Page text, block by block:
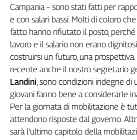
Campania – sono stati fatti per
e con salari bassi. Molti di coloro
fatto hanno rifiutato il posto,
lavoro e il salario non erano
costruirsi un futuro, una
recente anche il nostro segretario
Landini, sono condizioni indegne di
giovani fanno bene a considerarle
Per la giornata di mobilitazione è
attendono risposte dal governo.
sarà l’ultimo capitolo della